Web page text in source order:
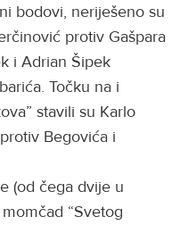
bodovi, neriješeno su
protiv Gašpara
i Adrian Šipek
Točku na i
stavili su Karlo
Begovića i
(od čega dvije u
“Svetog